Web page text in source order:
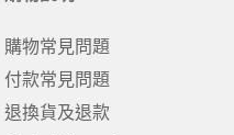
購物常見問題
付款常見問題
退換貨及退款